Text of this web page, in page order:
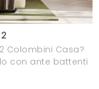
Colombini Casa?
con ante battenti